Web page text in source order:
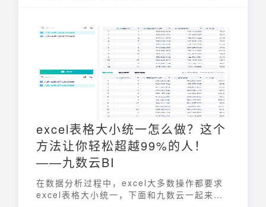
行预测，帮助我们更加直观地了解数据变化的
趋势。excel数据分析走势图怎么做？下面一
excel表格大小统一怎么做？这个
方法让你轻松超越99%的人！
——九数云BI
在数据分析过程中，excel大多数操作都要求
excel表格大小统一，下面和九数云一起来看